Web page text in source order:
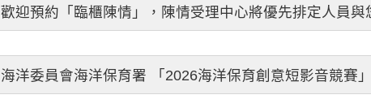
歡迎預約「臨櫃陳情」，陳情受理中心將優先排定人員
海洋委員會海洋保育署 「2026海洋保育創意短影音競賽